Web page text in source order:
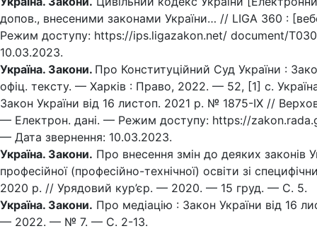
допов., внесеними законами України… // LIGA 360 :
Режим доступу: https://ips.ligazakon.net/ document/
10.03.2023.
Україна. Закони. Про Конституційний Суд України :
офіц. тексту. — Харків : Право, 2022. — 52, [1] с.
Закон України від 16 листоп. 2021 р. № 1875-IX //
— Електрон. дані. — Режим доступу: https://
— Дата звернення: 10.03.2023.
Україна. Закони. Про внесення змін до деяких законів
професійної (професійно-технічної) освіти зі
2020 р. // Урядовий кур’єр. — 2020. — 15 груд. — С. 5.
Україна. Закони. Про медіацію : Закон України від 16
— 2022. — № 7. — С. 2-13.